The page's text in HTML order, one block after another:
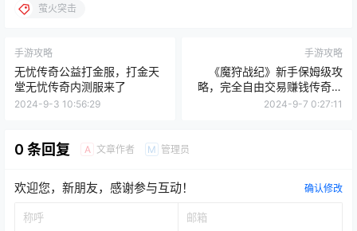
萤火突击
手游攻略
无忧传奇公益打金服，打金天
堂无忧传奇内测服来了
2024-9-3 10:56:29
手游攻略
《魔狩战纪》新手保姆级攻
略，完全自由交易赚钱传奇手
游
2024-9-7 0:27:11
0 条回复 A 文章作者 M 管理员
欢迎您，新朋友，感谢参与互动！ 确认修改